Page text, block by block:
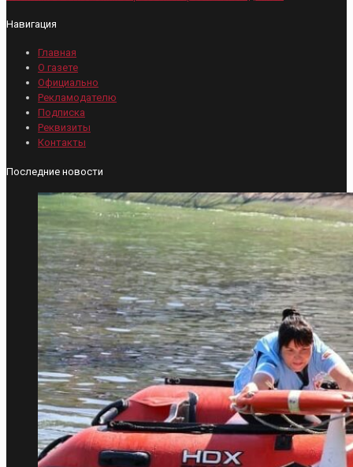
Навигация
Главная
О газете
Официально
Рекламодателю
Подписка
Реквизиты
Контакты
Последние новости